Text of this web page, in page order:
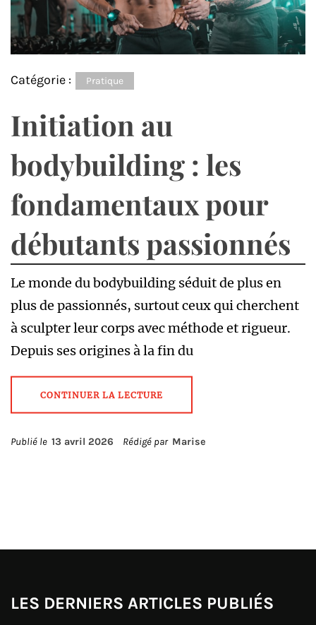
Catégorie : Pratique
Initiation au
bodybuilding : les
fondamentaux pour
débutants passionnés
Le monde du bodybuilding séduit de plus en
plus de passionnés, surtout ceux qui cherchent
à sculpter leur corps avec méthode et rigueur.
Depuis ses origines à la fin du
CONTINUER LA LECTURE
Publié le 13 avril 2026 Rédigé par Marise
LES DERNIERS ARTICLES PUBLIÉS